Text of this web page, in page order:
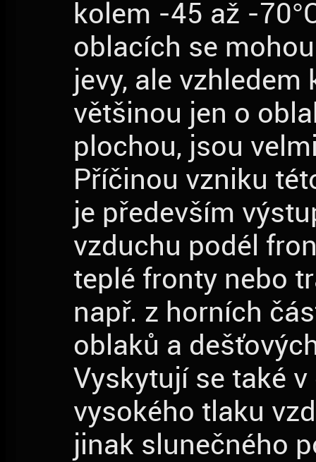
kolem -45 až -
oblacích se
jevy, ale vzhledem
většinou jen o
plochou, jsou
Příčinou vzniku
je především
vzduchu podél
teplé fronty nebo
např. z horních
oblaků a
Vyskytují se také
vysokého tlaku
jinak slunečného